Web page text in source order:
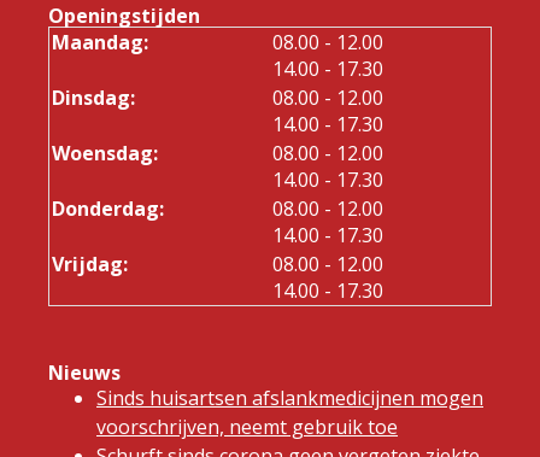
Openingstijden
Maandag:
08.00 tot
- 12.00
14.00 tot
- 17.30
Dinsdag:
08.00 tot
- 12.00
14.00 tot
- 17.30
Woensdag:
08.00 tot
- 12.00
14.00 tot
- 17.30
Donderdag:
08.00 tot
- 12.00
14.00 tot
- 17.30
Vrijdag:
08.00 tot
- 12.00
14.00 tot
- 17.30
Nieuws
Sinds huisartsen afslankmedicijnen mogen
voorschrijven, neemt gebruik toe